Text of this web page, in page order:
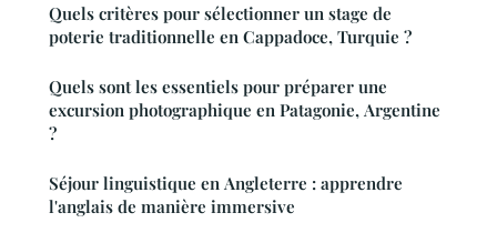
Quels critères pour sélectionner un stage de
poterie traditionnelle en Cappadoce, Turquie ?
Quels sont les essentiels pour préparer une
excursion photographique en Patagonie, Argentine
?
Séjour linguistique en Angleterre : apprendre
l'anglais de manière immersive